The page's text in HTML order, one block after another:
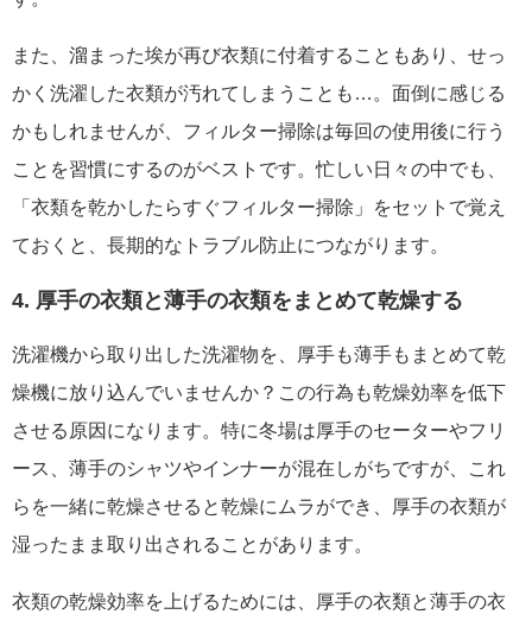
また、溜まった埃が再び衣類に付着することもあり、せっ
かく洗濯した衣類が汚れてしまうことも…。面倒に感じる
かもしれませんが、フィルター掃除は毎回の使用後に行う
ことを習慣にするのがベストです。忙しい日々の中でも、
「衣類を乾かしたらすぐフィルター掃除」をセットで覚え
ておくと、長期的なトラブル防止につながります。
4. 厚手の衣類と薄手の衣類をまとめて乾燥する
洗濯機から取り出した洗濯物を、厚手も薄手もまとめて乾
燥機に放り込んでいませんか？この行為も乾燥効率を低下
させる原因になります。特に冬場は厚手のセーターやフリ
ース、薄手のシャツやインナーが混在しがちですが、これ
らを一緒に乾燥させると乾燥にムラができ、厚手の衣類が
湿ったまま取り出されることがあります。
衣類の乾燥効率を上げるためには、厚手の衣類と薄手の衣